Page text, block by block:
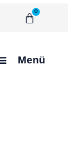
0
Menü